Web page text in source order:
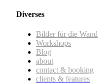
Diverses
Bilder für die Wand
Workshops
Blog
about
contact & booking
clients & features